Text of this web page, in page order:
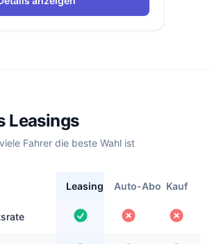
Leasings
Fahrer die beste Wahl ist
Leasing Auto-Abo Kauf